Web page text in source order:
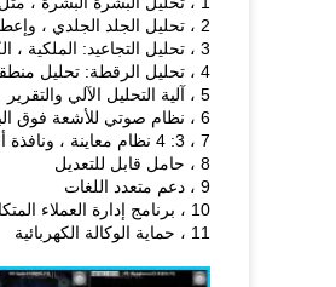
2 ، تحليل الجلد الجلدي ، وإعطاء المشورة بشأن اضطرابات الجلد المحتملة على الطبقة الجلدية.
3 ، تحليل التجاعيد: الملكية ، الكثافة ، العمق وطرق التنظيف.
4 ، تحليل الرقطة: تحليل منطقة العمق ، الأحجام ، الكثافة بدقة وكيفية تبديد البقع
5 ، آلية التحليل الآلي والتقرير
6 ، نظام صوتي للأشعة فوق البنفسجية
7 ، 3: 4 نظام معاينة ، ونافذة أمامية مائلة ؛
8 ، حامل قابل للتعديل
9 ، دعم متعدد اللغات
10 ، برنامج إدارة العملاء المتكامل وبرنامج تقرير الكريستال
11 ، حماية الوكالة الكهربائية